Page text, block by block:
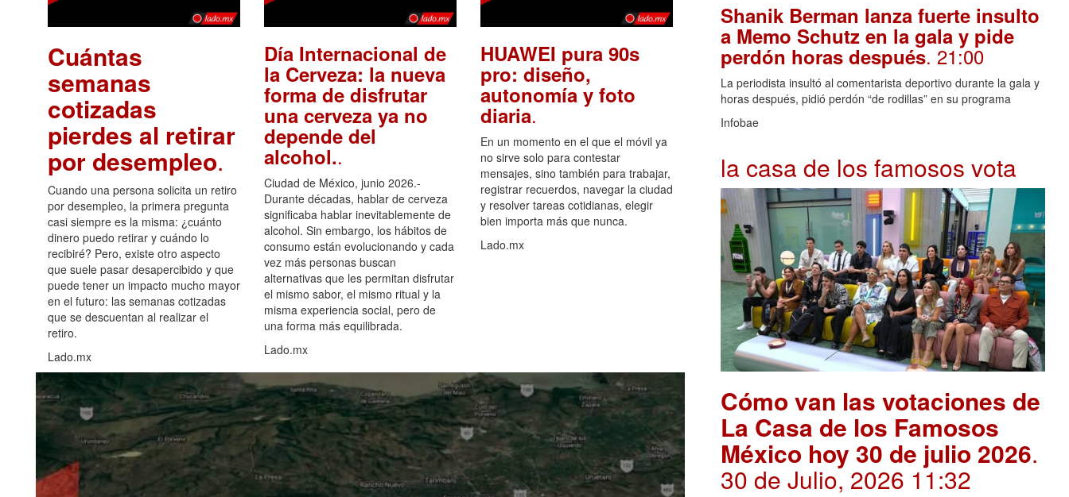
Cuántas
semanas
cotizadas
pierdes al retirar
por desempleo.
Cuando una persona solicita un retiro
por desempleo, la primera pregunta
casi siempre es la misma: ¿cuánto
dinero puedo retirar y cuándo lo
recibiré? Pero, existe otro aspecto
que suele pasar desapercibido y que
puede tener un impacto mucho mayor
en el futuro: las semanas cotizadas
que se descuentan al realizar el
retiro.
Lado.mx
Día Internacional de
la Cerveza: la nueva
forma de disfrutar
una cerveza ya no
depende del
alcohol..
Ciudad de México, junio 2026.-
Durante décadas, hablar de cerveza
significaba hablar inevitablemente de
alcohol. Sin embargo, los hábitos de
consumo están evolucionando y cada
vez más personas buscan
alternativas que les permitan disfrutar
el mismo sabor, el mismo ritual y la
misma experiencia social, pero de
una forma más equilibrada.
Lado.mx
HUAWEI pura 90s
pro: diseño,
autonomía y foto
diaria.
En un momento en el que el móvil ya
no sirve solo para contestar
mensajes, sino también para trabajar,
registrar recuerdos, navegar la ciudad
y resolver tareas cotidianas, elegir
bien importa más que nunca.
Lado.mx
Shanik Berman lanza fuerte insulto
a Memo Schutz en la gala y pide
perdón horas después. 21:00
La periodista insultó al comentarista deportivo durante la gala y
horas después, pidió perdón “de rodillas” en su programa
Infobae
la casa de los famosos vota
Cómo van las votaciones de
La Casa de los Famosos
México hoy 30 de julio 2026.
30 de Julio, 2026 11:32